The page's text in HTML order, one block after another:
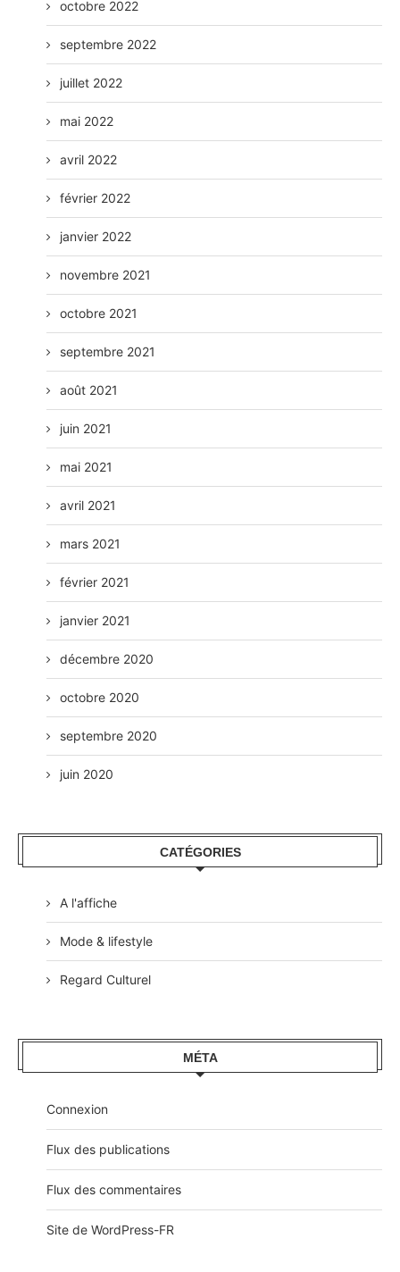
octobre 2022
septembre 2022
juillet 2022
mai 2022
avril 2022
février 2022
janvier 2022
novembre 2021
octobre 2021
septembre 2021
août 2021
juin 2021
mai 2021
avril 2021
mars 2021
février 2021
janvier 2021
décembre 2020
octobre 2020
septembre 2020
juin 2020
CATÉGORIES
A l'affiche
Mode & lifestyle
Regard Culturel
MÉTA
Connexion
Flux des publications
Flux des commentaires
Site de WordPress-FR